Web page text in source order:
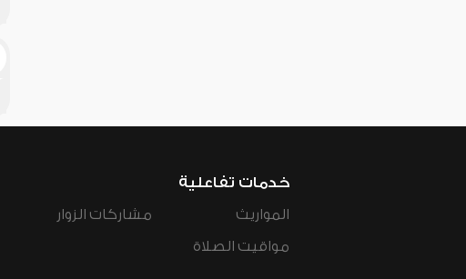
خدمات تفاعلية
المواريث
مواقيت الصلاة
مشاركات الزوار